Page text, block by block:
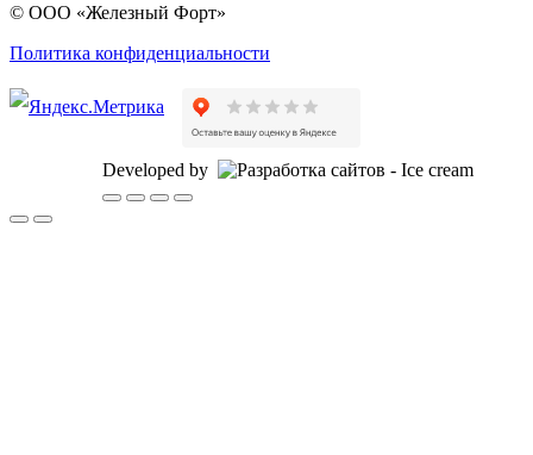
© ООО «Железный Форт»
Политика конфиденциальности
Developed by